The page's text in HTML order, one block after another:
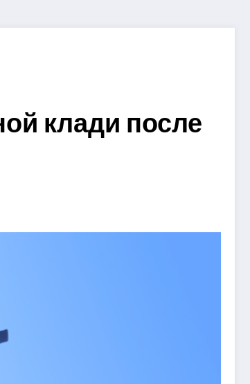
клади после